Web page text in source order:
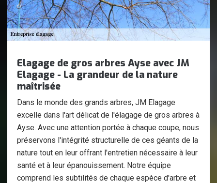
Elagage de gros arbres Ayse avec JM
Elagage - La grandeur de la nature
maîtrisée
Dans le monde des grands arbres, JM Elagage
excelle dans l'art délicat de l'élagage de gros arbres à
Ayse. Avec une attention portée à chaque coupe, nous
préservons l'intégrité structurelle de ces géants de la
nature tout en leur offrant l'entretien nécessaire à leur
santé et à leur épanouissement. Notre équipe
comprend les subtilités de chaque espèce d'arbre et